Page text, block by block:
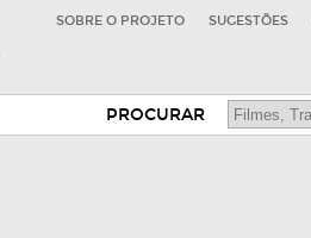
SOBRE O PROJETO SUGESTÕES
PROCURAR